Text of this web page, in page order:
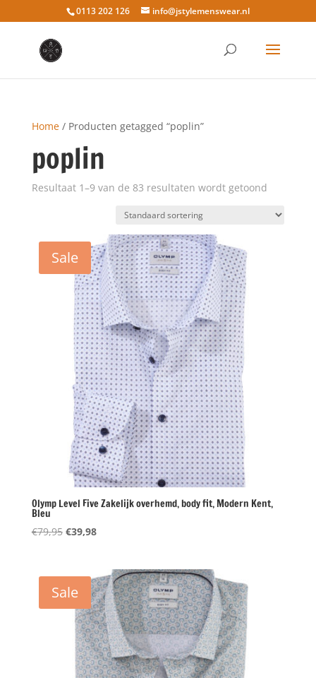
0113 202 126 info@jstylemenswear.nl
Home/ Producten getagged “poplin”
poplin
Resultaat 1–9 van de 83 resultaten wordt getoond
Sale
Olymp Level Five Zakelijk overhemd, body fit, Modern Kent,
Bleu
€79,95 Oorspronkelijke
€79,95.
€39,98Huidige
€39,98.
Sale